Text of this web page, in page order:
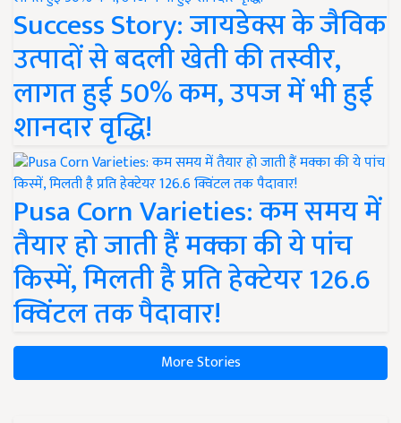
Success Story: जायडेक्स के जैविक
उत्पादों से बदली खेती की तस्वीर,
लागत हुई 50% कम, उपज में भी हुई
शानदार वृद्धि!
Pusa Corn Varieties: कम समय में
तैयार हो जाती हैं मक्का की ये पांच
किस्में, मिलती है प्रति हेक्टेयर 126.6
क्विंटल तक पैदावार!
More Stories